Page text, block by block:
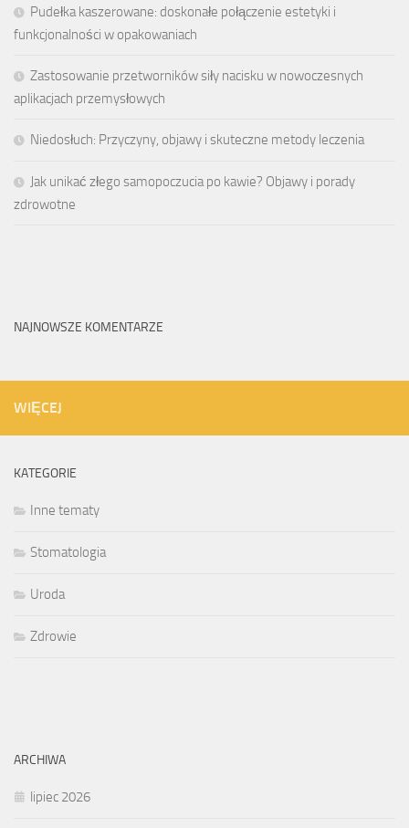
Pudełka kaszerowane: doskonałe połączenie estetyki i
funkcjonalności w opakowaniach
Zastosowanie przetworników siły nacisku w nowoczesnych
aplikacjach przemysłowych
Niedosłuch: Przyczyny, objawy i skuteczne metody leczenia
Jak unikać złego samopoczucia po kawie? Objawy i porady
zdrowotne
NAJNOWSZE KOMENTARZE
WIĘCEJ
KATEGORIE
Inne tematy
Stomatologia
Uroda
Zdrowie
ARCHIWA
lipiec 2026